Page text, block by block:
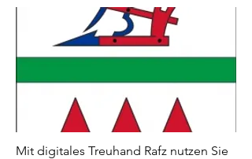
Mit digitales Treuhand Rafz nutzen Sie